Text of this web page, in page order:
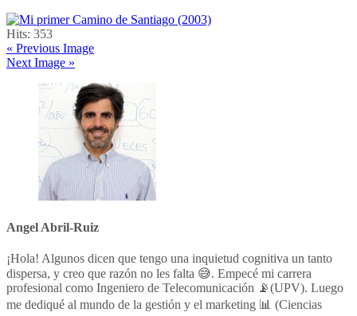
Hits: 353
« Previous Image
Next Image »
Angel Abril-Ruiz
¡Hola! Algunos dicen que tengo una inquietud cognitiva un tanto
dispersa, y creo que razón no les falta 😅. Empecé mi carrera
profesional como Ingeniero de Telecomunicación 📡(UPV). Luego
me dediqué al mundo de la gestión y el marketing 📊 (Ciencias